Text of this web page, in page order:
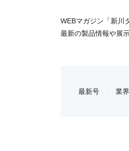
WEBマガジン「新川
最新の製品情報や展
最新号 業